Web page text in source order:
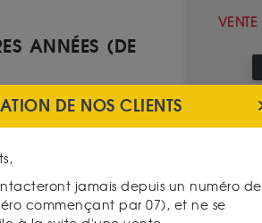
ANNÉES (DE
observe une forte
avant une
historique ; en
VENTE
DE NOS CLIENTS
jamais depuis un numéro de
commençant par 07), et ne se